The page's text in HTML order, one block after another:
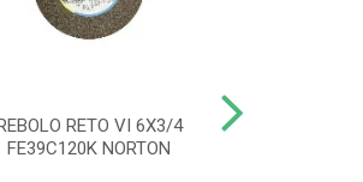
REBOLO RETO VI 6X3/4
FE39C120K NORTON